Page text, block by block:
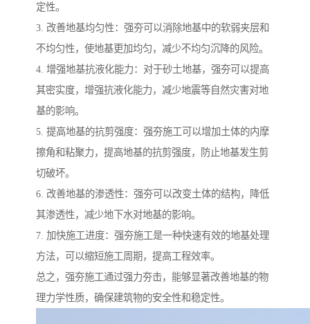
定性。
3. 改善地基均匀性：强夯可以消除地基中的软弱夹层和
不均匀性，使地基更加均匀，减少不均匀沉降的风险。
4. 增强地基抗液化能力：对于砂土地基，强夯可以提高
其密实度，增强抗液化能力，减少地震等自然灾害对地
基的影响。
5. 提高地基的抗剪强度：强夯施工可以增加土体的内摩
擦角和粘聚力，提高地基的抗剪强度，防止地基发生剪
切破坏。
6. 改善地基的渗透性：强夯可以改变土体的结构，降低
其渗透性，减少地下水对地基的影响。
7. 加快施工进度：强夯施工是一种快速有效的地基处理
方法，可以缩短施工周期，提高工程效率。
总之，强夯施工通过强力夯击，能够显著改善地基的物
理力学性质，确保建筑物的安全性和稳定性。